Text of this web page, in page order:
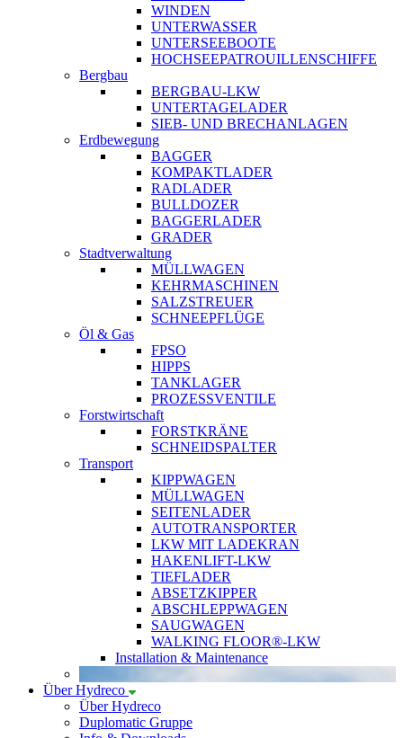
WINDEN
UNTERWASSER
UNTERSEEBOOTE
HOCHSEEPATROUILLENSCHIFFE
Bergbau
BERGBAU-LKW
UNTERTAGELADER
SIEB- UND BRECHANLAGEN
Erdbewegung
BAGGER
KOMPAKTLADER
RADLADER
BULLDOZER
BAGGERLADER
GRADER
Stadtverwaltung
MÜLLWAGEN
KEHRMASCHINEN
SALZSTREUER
SCHNEEPFLÜGE
Öl & Gas
FPSO
HIPPS
TANKLAGER
PROZESSVENTILE
Forstwirtschaft
FORSTKRÄNE
SCHNEIDSPALTER
Transport
KIPPWAGEN
MÜLLWAGEN
SEITENLADER
AUTOTRANSPORTER
LKW MIT LADEKRAN
HAKENLIFT-LKW
TIEFLADER
ABSETZKIPPER
ABSCHLEPPWAGEN
SAUGWAGEN
WALKING FLOOR®-LKW
Installation & Maintenance
Über Hydreco
Über Hydreco
Duplomatic Gruppe